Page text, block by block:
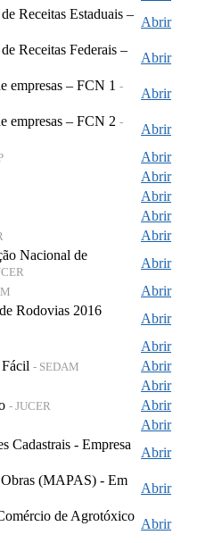
Receitas Estaduais –
Abrir
Receitas Federais –
Abrir
empresas – FCN 1 -
Abrir
empresas – FCN 2 -
Abrir
Abrir
Abrir
Abrir
Abrir
Abrir
Nacional de
Abrir
Abrir
Rodovias 2016
Abrir
Abrir
- SEDAM
Abrir
Abrir
- JUCER
Abrir
Abrir
Cadastrais - Empresa
Abrir
(MAPAS) - Em
Abrir
de Agrotóxico
Abrir